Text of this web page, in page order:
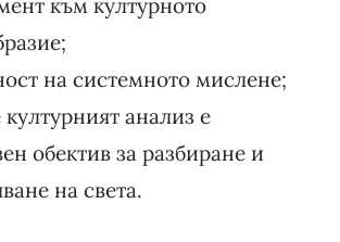
към културното
на системното мислене;
културният анализ е
обектив за разбиране и
на света.